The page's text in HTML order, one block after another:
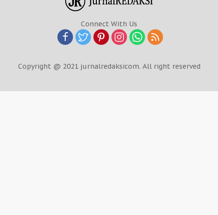
Connect With Us
Copyright @ 2021 jurnalredaksicom. All right reserved